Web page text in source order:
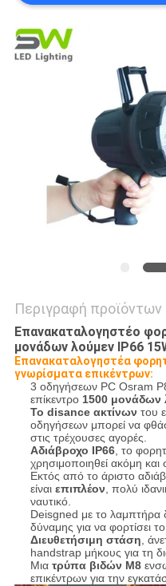
ΠΟΛΙΤΙΚΉ
ΑΠΟΡΡΉΤΟΥ
Περιγραφή προϊόντων
Επανακαταλογηστέο
μονάδων λούμεν IP66
Επανακαταλογηστέα
γνωρίσματα επικέντρων:
3 οδηγήσεων PC Osram
επίκεντρο 1500 μονάδων
Το disance ακτίνων του
οδηγήσεων μπορεί να
στις τρέχουσες αγορές.
Αδιάβροχο IP66, το
χρησιμοποιηθεί ακόμη
Εκτός από το άριστο
είναι επιπλέον, πολύ
ναυτικό.
Deisgned με το λαμπτήρα
δύναμης για να φορτίσει
Διευθετήσιμη στάση,
handstrap μήκους για τη
Μια τρύπα βιδών M8
επικέντρων για την